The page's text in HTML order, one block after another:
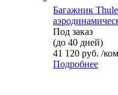
Багажник
Под заказ
(до 40 дней)
41 120 руб. /
Подробнее